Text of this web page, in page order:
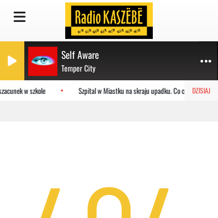
Self Aware
Temper City
DZISIAJ
w szkole Szpital w Miastku na skraju upadku. Co czeka